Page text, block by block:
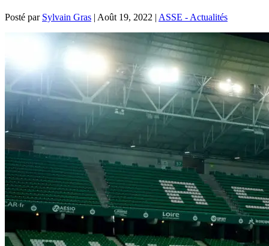
Posté par Sylvain Gras | Août 19, 2022 | ASSE - Actualités